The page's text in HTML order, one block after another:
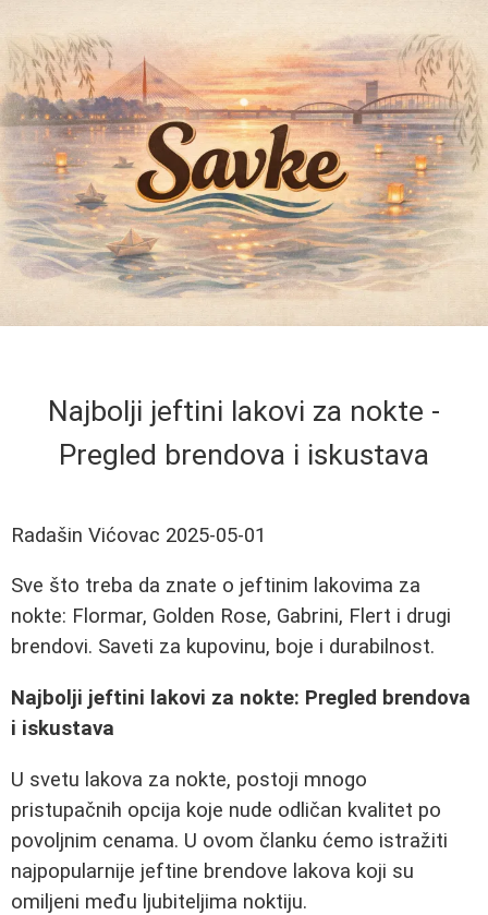
Najbolji jeftini lakovi za nokte -
Pregled brendova i iskustava
Radašin Vićovac 2025-05-01
Sve što treba da znate o jeftinim lakovima za
nokte: Flormar, Golden Rose, Gabrini, Flert i drugi
brendovi. Saveti za kupovinu, boje i durabilnost.
Najbolji jeftini lakovi za nokte: Pregled brendova
i iskustava
U svetu lakova za nokte, postoji mnogo
pristupačnih opcija koje nude odličan kvalitet po
povoljnim cenama. U ovom članku ćemo istražiti
najpopularnije jeftine brendove lakova koji su
omiljeni među ljubiteljima noktiju.